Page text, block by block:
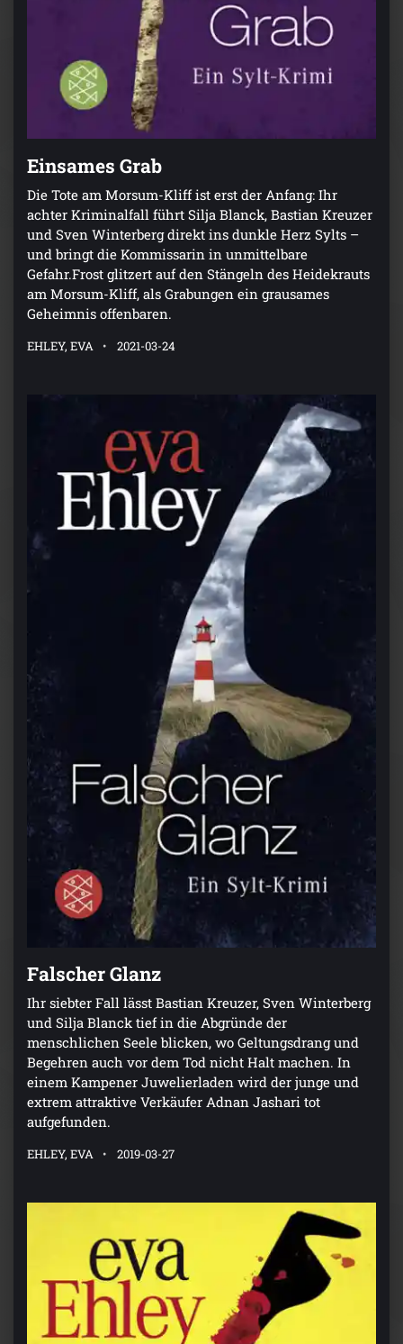
Einsames Grab
Die Tote am Morsum-Kliff ist erst der Anfang: Ihr
achter Kriminalfall führt Silja Blanck, Bastian Kreuzer
und Sven Winterberg direkt ins dunkle Herz Sylts –
und bringt die Kommissarin in unmittelbare
Gefahr.Frost glitzert auf den Stängeln des Heidekrauts
am Morsum-Kliff, als Grabungen ein grausames
Geheimnis offenbaren.
EHLEY, EVA 2021-03-24
Falscher Glanz
Ihr siebter Fall lässt Bastian Kreuzer, Sven Winterberg
und Silja Blanck tief in die Abgründe der
menschlichen Seele blicken, wo Geltungsdrang und
Begehren auch vor dem Tod nicht Halt machen. In
einem Kampener Juwelierladen wird der junge und
extrem attraktive Verkäufer Adnan Jashari tot
aufgefunden.
EHLEY, EVA 2019-03-27